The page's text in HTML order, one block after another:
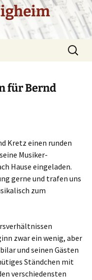
Suchen
nach:
für Bernd
Kretz einen runden
Musiker-
Hause eingeladen.
gerne und trafen uns
zum
zwar ein wenig, aber
und seinen Gästen
Ständchen mit
verschiedensten